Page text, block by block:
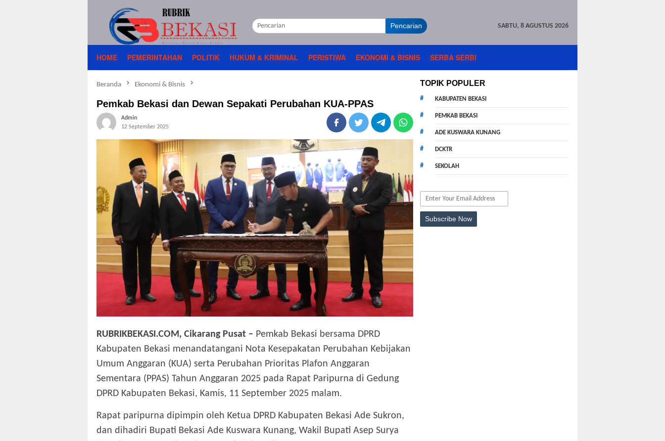
Pencarian SABTU, 8 AGUSTUS 2026
HOME PEMERINTAHAN POLITIK HUKUM & KRIMINAL PERISTIWA EKONOMI & BISNIS SERBA SERBI
Beranda Ekonomi & Bisnis
Pemkab Bekasi dan Dewan Sepakati Perubahan KUA-PPAS
Admin
12 September 2025
RUBRIKBEKASI.COM, Cikarang Pusat – Pemkab Bekasi bersama DPRD
Kabupaten Bekasi menandatangani Nota Kesepakatan Perubahan Kebijakan
Umum Anggaran (KUA) serta Perubahan Prioritas Plafon Anggaran
Sementara (PPAS) Tahun Anggaran 2025 pada Rapat Paripurna di Gedung
DPRD Kabupaten Bekasi, Kamis, 11 September 2025 malam.
‎Rapat paripurna dipimpin oleh Ketua DPRD Kabupaten Bekasi Ade Sukron,
dan dihadiri Bupati Bekasi Ade Kuswara Kunang, Wakil Bupati Asep Surya
TOPIK POPULER
KABUPATEN BEKASI
PEMKAB BEKASI
ADE KUSWARA KUNANG
DCKTR
SEKOLAH